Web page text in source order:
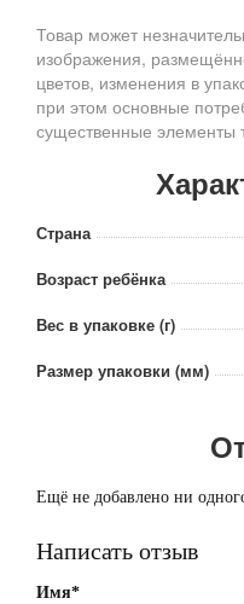
Товар может
изображения,
цветов, изменения в
при этом основные
существенные элементы
Страна
Возраст ребёнка
Вес в упаковке (г)
Размер упаковки (мм)
Ещё не добавлено ни
Написать отзыв
Имя*